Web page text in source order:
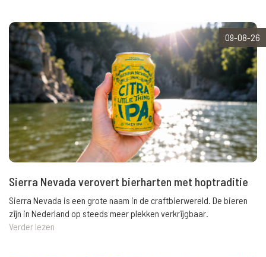
09-08-26
Sierra Nevada verovert bierharten met hoptraditie
Sierra Nevada is een grote naam in de craftbierwereld. De bieren
zijn in Nederland op steeds meer plekken verkrijgbaar.
Verder lezen